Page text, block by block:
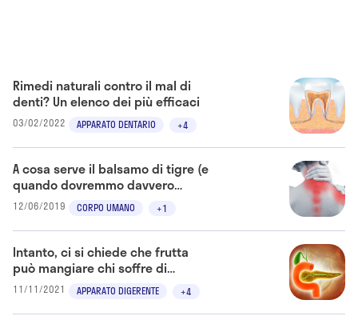
APPARATO DENTARIO +4
Rimedi naturali contro il mal di
denti? Un elenco dei più efficaci
03/02/2022
CORPO UMANO +1
A cosa serve il balsamo di tigre (e
quando dovremmo davvero
utilizzarlo)
12/06/2019
APPARATO DIGERENTE +4
Intanto, ci si chiede che frutta
può mangiare chi soffre di
diabete
11/11/2021